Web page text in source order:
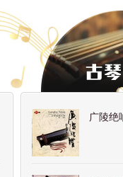
广陵绝